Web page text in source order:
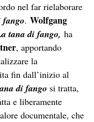
nel far rielaborare
.Wolfgang
tana di fango,ha
, apportando
la
fin dall’inizio al
di fango si tratta,
e liberamente
documentale, che